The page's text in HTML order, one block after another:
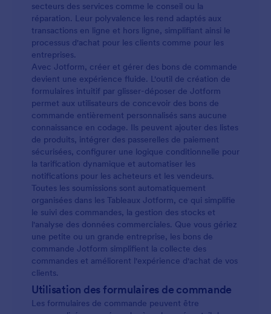
secteurs des services comme le conseil ou la
réparation. Leur polyvalence les rend adaptés aux
transactions en ligne et hors ligne, simplifiant ainsi le
processus d'achat pour les clients comme pour les
entreprises.
Avec Jotform, créer et gérer des bons de commande
devient une expérience fluide. L'outil de création de
formulaires intuitif par glisser-déposer de Jotform
permet aux utilisateurs de concevoir des bons de
commande entièrement personnalisés sans aucune
connaissance en codage. Ils peuvent ajouter des listes
de produits, intégrer des passerelles de paiement
sécurisées, configurer une logique conditionnelle pour
la tarification dynamique et automatiser les
notifications pour les acheteurs et les vendeurs.
Toutes les soumissions sont automatiquement
organisées dans les Tableaux Jotform, ce qui simplifie
le suivi des commandes, la gestion des stocks et
l'analyse des données commerciales. Que vous gériez
une petite ou un grande entreprise, les bons de
commande Jotform simplifient la collecte des
commandes et améliorent l'expérience d'achat de vos
clients.
Utilisation des formulaires de commande
Les formulaires de commande peuvent être